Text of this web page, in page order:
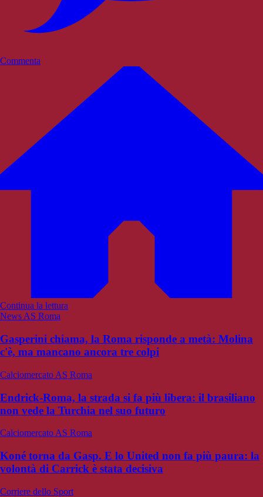
Commenta
Continua la lettura
News AS Roma
Gasperini chiama, la Roma risponde a metà: Molina
c'è, ma mancano ancora tre colpi
Calciomercato AS Roma
Endrick-Roma, la strada si fa più libera: il brasiliano
non vede la Turchia nel suo futuro
Calciomercato AS Roma
Koné torna da Gasp. E lo United non fa più paura: la
volontà di Carrick è stata decisiva
Corriere dello Sport